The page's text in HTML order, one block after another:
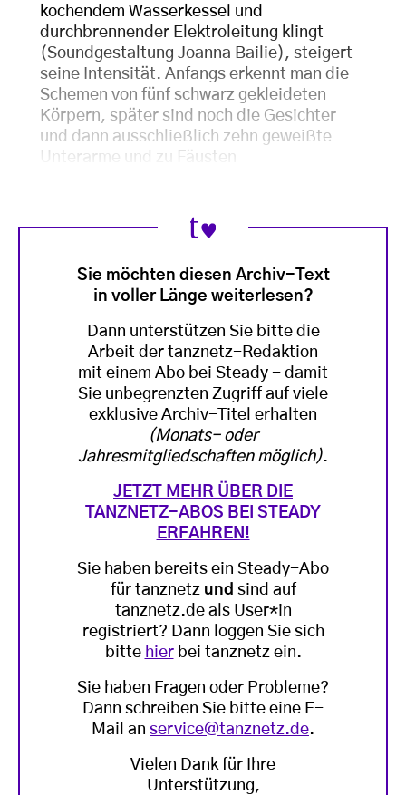
kochendem Wasserkessel und
durchbrennender Elektroleitung klingt
(Soundgestaltung Joanna Bailie), steigert
seine Intensität. Anfangs erkennt man die
Schemen von fünf schwarz gekleideten
Körpern, später sind noch die Gesichter
und dann ausschließlich zehn geweißte
Unterarme und zu Fäusten
Sie möchten diesen Archiv-Text
in voller Länge weiterlesen?
Dann unterstützen Sie bitte die
Arbeit der tanznetz-Redaktion
mit einem Abo bei Steady - damit
Sie unbegrenzten Zugriff auf viele
exklusive Archiv-Titel erhalten
(Monats- oder
Jahresmitgliedschaften möglich).
JETZT MEHR ÜBER DIE
TANZNETZ-ABOS BEI STEADY
ERFAHREN!
Sie haben bereits ein Steady-Abo
für tanznetz und sind auf
tanznetz.de als User*in
registriert? Dann loggen Sie sich
bitte hierbei tanznetz ein.
Sie haben Fragen oder Probleme?
Dann schreiben Sie bitte eine E-
Mail an service@tanznetz.de.
Vielen Dank für Ihre
Unterstützung,